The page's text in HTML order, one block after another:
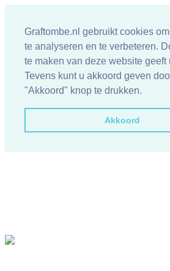
Graftombe.nl gebruikt cookies
te analyseren en te verbeteren.
te maken van deze website geeft
Tevens kunt u akkoord geven
"Akkoord" knop te drukken.
Akkoord